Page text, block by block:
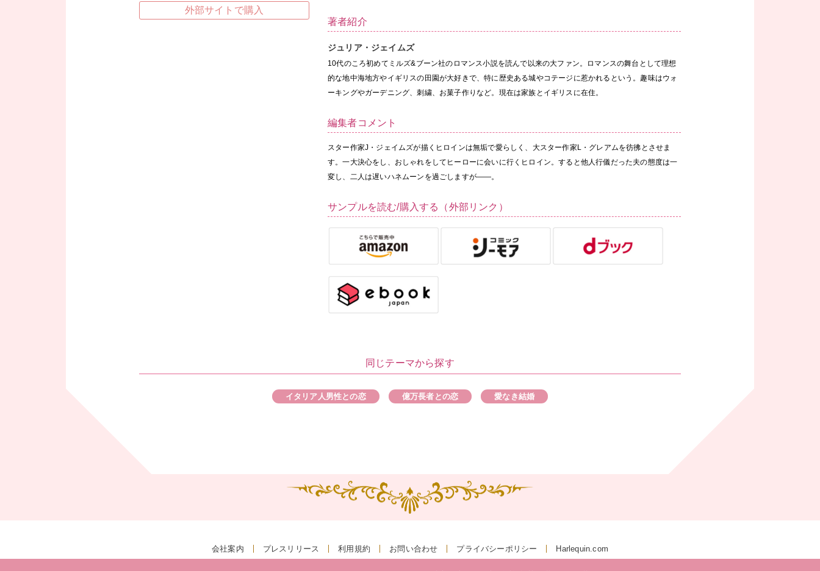
外部サイトで購入
著者紹介
ジュリア・ジェイムズ
10代のころ初めてミルズ&ブーン社のロマンス小説を読んで以来の大ファン。ロマンスの舞台として理想
的な地中海地方やイギリスの田園が大好きで、特に歴史ある城やコテージに惹かれるという。趣味はウォ
ーキングやガーデニング、刺繍、お菓子作りなど。現在は家族とイギリスに在住。
編集者コメント
スター作家J・ジェイムズが描くヒロインは無垢で愛らしく、大スター作家L・グレアムを彷彿とさせま
す。一大決心をし、おしゃれをしてヒーローに会いに行くヒロイン。すると他人行儀だった夫の態度は一
変し、二人は遅いハネムーンを過ごしますが——。
サンプルを読む/購入する（外部リンク）
同じテーマから探す
イタリア人男性との恋 億万長者との恋 愛なき結婚
会社案内 プレスリリース 利用規約 お問い合わせ プライバシーポリシー Harlequin.com